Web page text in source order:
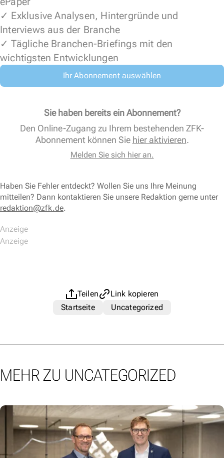
✓ Exklusive Analysen, Hintergründe und
Interviews aus der Branche
✓ Tägliche Branchen-Briefings mit den
wichtigsten Entwicklungen
Ihr Abonnement auswählen
Sie haben bereits ein Abonnement?
Den Online-Zugang zu Ihrem bestehenden ZFK-
Abonnement können Sie hier aktivieren.
Melden Sie sich hier an.
Haben Sie Fehler entdeckt? Wollen Sie uns Ihre Meinung
mitteilen? Dann kontaktieren Sie unsere Redaktion gerne unter
redaktion@zfk.de.
Teilen
Link kopieren
Startseite
Uncategorized
MEHR ZU UNCATEGORIZED